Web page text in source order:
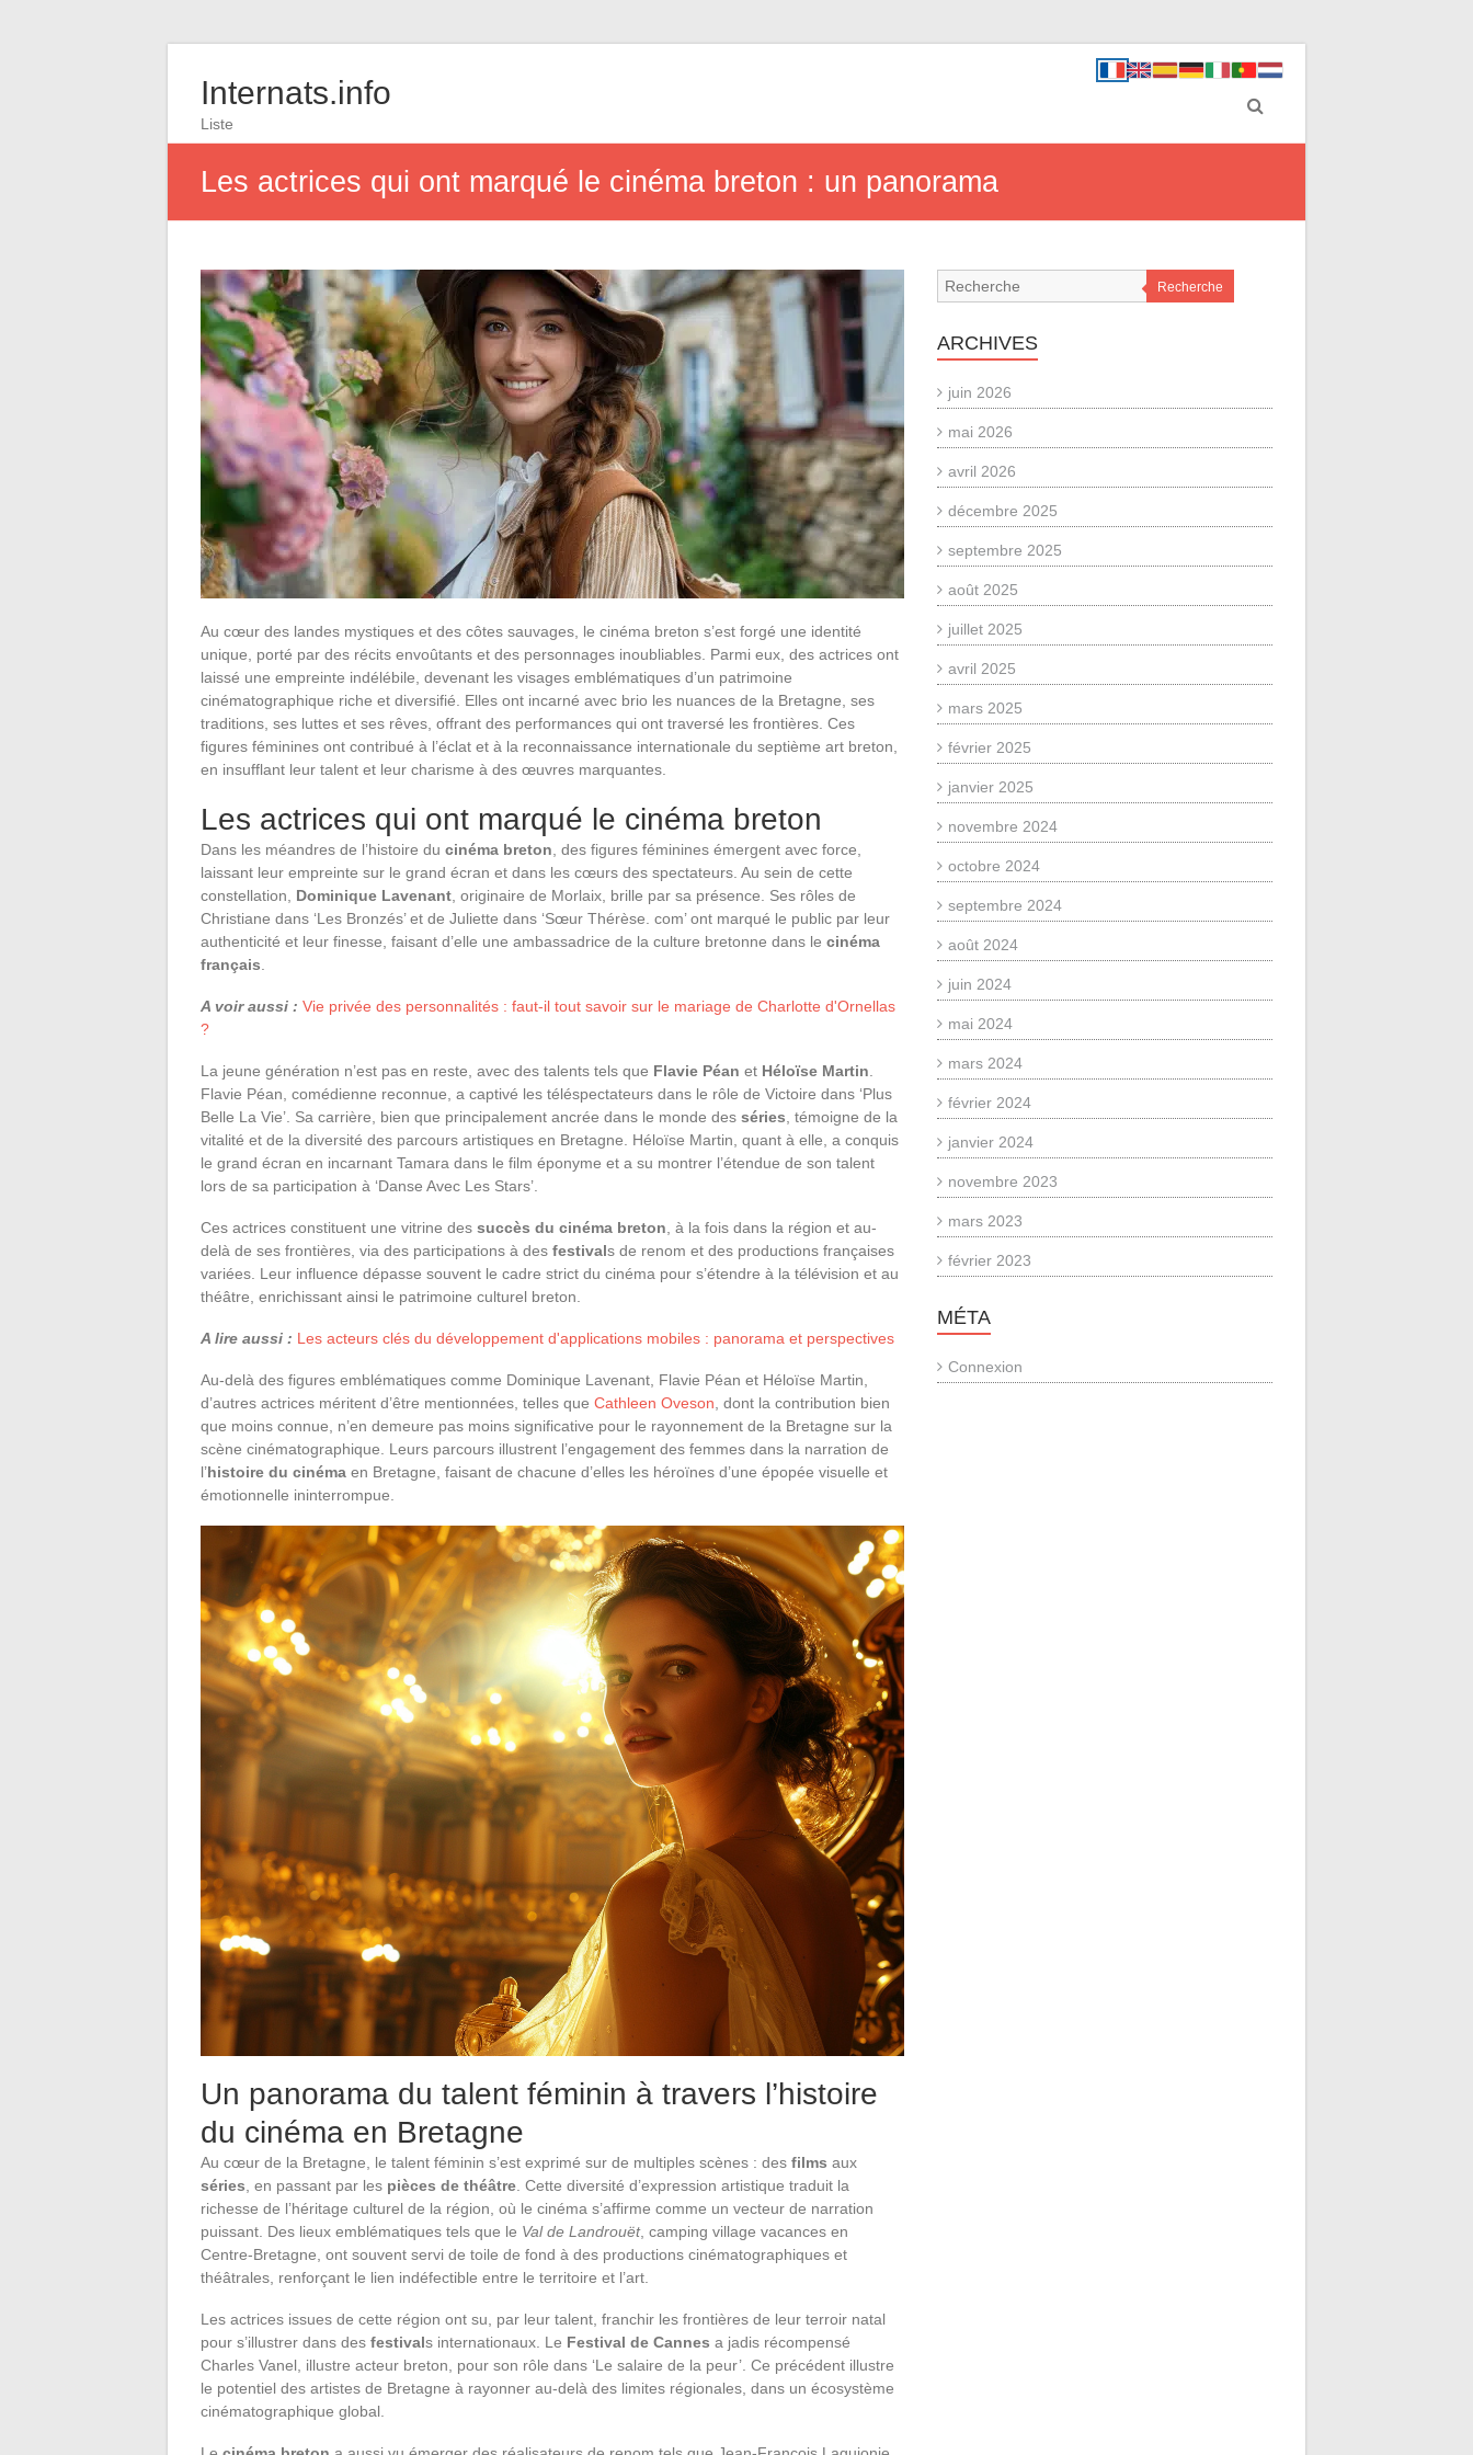
Internats.info
Liste
Les actrices qui ont marqué le cinéma breton : un panorama
Au cœur des landes mystiques et des côtes sauvages, le cinéma breton s’est forgé une identité
unique, porté par des récits envoûtants et des personnages inoubliables. Parmi eux, des actrices ont
laissé une empreinte indélébile, devenant les visages emblématiques d’un patrimoine
cinématographique riche et diversifié. Elles ont incarné avec brio les nuances de la Bretagne, ses
traditions, ses luttes et ses rêves, offrant des performances qui ont traversé les frontières. Ces
figures féminines ont contribué à l’éclat et à la reconnaissance internationale du septième art breton,
en insufflant leur talent et leur charisme à des œuvres marquantes.
Les actrices qui ont marqué le cinéma breton
Dans les méandres de l’histoire du cinéma breton , des figures féminines émergent avec force,
laissant leur empreinte sur le grand écran et dans les cœurs des spectateurs. Au sein de cette
constellation, Dominique Lavenant , originaire de Morlaix, brille par sa présence. Ses rôles de
Christiane dans ‘Les Bronzés’ et de Juliette dans ‘Sœur Thérèse. com’ ont marqué le public par leur
authenticité et leur finesse, faisant d’elle une ambassadrice de la culture bretonne dans le cinéma
français
A voir aussi : Vie privée des personnalités : faut-il tout savoir sur le mariage de Charlotte d'Ornellas
?
La jeune génération n’est pas en reste, avec des talents tels que Flavie Péan et Héloïse Martin
Flavie Péan, comédienne reconnue, a captivé les téléspectateurs dans le rôle de Victoire dans ‘Plus
Belle La Vie’. Sa carrière, bien que principalement ancrée dans le monde des séries , témoigne de la
vitalité et de la diversité des parcours artistiques en Bretagne. Héloïse Martin, quant à elle, a conquis
le grand écran en incarnant Tamara dans le film éponyme et a su montrer l’étendue de son talent
lors de sa participation à ‘Danse Avec Les Stars’.
Ces actrices constituent une vitrine des succès du cinéma breton , à la fois dans la région et au-
delà de ses frontières, via des participations à des festivals de renom et des productions françaises
variées. Leur influence dépasse souvent le cadre strict du cinéma pour s’étendre à la télévision et au
théâtre, enrichissant ainsi le patrimoine culturel breton.
A lire aussi : Les acteurs clés du développement d'applications mobiles : panorama et perspectives
Au-delà des figures emblématiques comme Dominique Lavenant, Flavie Péan et Héloïse Martin,
d’autres actrices méritent d’être mentionnées, telles que Cathleen Oveson , dont la contribution bien
que moins connue, n’en demeure pas moins significative pour le rayonnement de la Bretagne sur la
scène cinématographique. Leurs parcours illustrent l’engagement des femmes dans la narration de
l’histoire du cinéma en Bretagne, faisant de chacune d’elles les héroïnes d’une épopée visuelle et
émotionnelle ininterrompue.
Un panorama du talent féminin à travers l’histoire
du cinéma en Bretagne
Au cœur de la Bretagne, le talent féminin s’est exprimé sur de multiples scènes : des films aux
séries , en passant par les pièces de théâtre . Cette diversité d’expression artistique traduit la
richesse de l’héritage culturel de la région, où le cinéma s’affirme comme un vecteur de narration
puissant. Des lieux emblématiques tels que le Val de Landrouët, camping village vacances en
Centre-Bretagne, ont souvent servi de toile de fond à des productions cinématographiques et
théâtrales, renforçant le lien indéfectible entre le territoire et l’art.
Les actrices issues de cette région ont su, par leur talent, franchir les frontières de leur terroir natal
pour s’illustrer dans des festivals internationaux. Le Festival de Cannes a jadis récompensé
Charles Vanel, illustre acteur breton, pour son rôle dans ‘Le salaire de la peur’. Ce précédent illustre
le potentiel des artistes de Bretagne à rayonner au-delà des limites régionales, dans un écosystème
cinématographique global.
Recherche
ARCHIVES
juin 2026
mai 2026
avril 2026
décembre 2025
septembre 2025
août 2025
juillet 2025
avril 2025
mars 2025
février 2025
janvier 2025
novembre 2024
octobre 2024
septembre 2024
août 2024
juin 2024
mai 2024
mars 2024
février 2024
janvier 2024
novembre 2023
mars 2023
février 2023
MÉTA
Connexion